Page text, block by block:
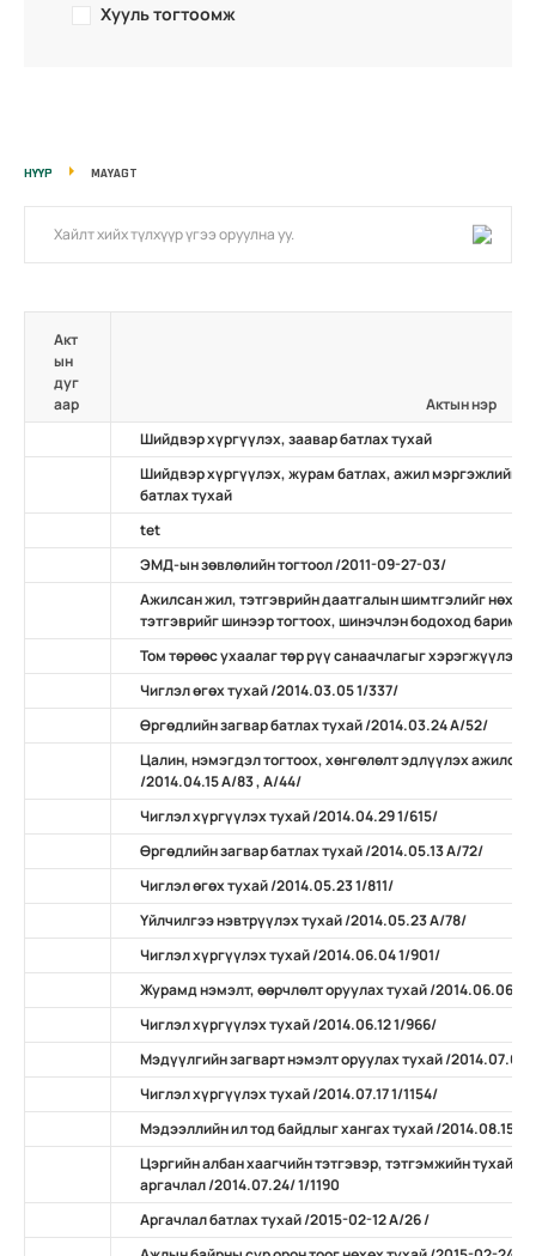
Хууль тогтоомж
НҮҮР MAYAGT
Акт
ын
дуг
аар
Актын нэр
Шийдвэр хүргүүлэх, заавар батлах тухай
Шийдвэр хүргүүлэх, журам батлах, ажил мэргэжлийн
батлах тухай
tet
ЭМД-ын зөвлөлийн тогтоол /2011-09-27-03/
Ажилсан жил, тэтгэврийн даатгалын шимтгэлийг нөхөн
тэтгэврийг шинээр тогтоох, шинэчлэн бодоход
Том төрөөс ухаалаг төр рүү санаачлагыг хэрэгжүүлэх
Чиглэл өгөх тухай /2014.03.05 1/337/
Өргөдлийн загвар батлах тухай /2014.03.24 А/52/
Цалин, нэмэгдэл тогтоох, хөнгөлөлт эдлүүлэх
/2014.04.15 А/83 , А/44/
Чиглэл хүргүүлэх тухай /2014.04.29 1/615/
Өргөдлийн загвар батлах тухай /2014.05.13 А/72/
Чиглэл өгөх тухай /2014.05.23 1/811/
Үйлчилгээ нэвтрүүлэх тухай /2014.05.23 А/78/
Чиглэл хүргүүлэх тухай /2014.06.04 1/901/
Журамд нэмэлт, өөрчлөлт оруулах тухай /2014.06.06
Чиглэл хүргүүлэх тухай /2014.06.12 1/966/
Мэдүүлгийн загварт нэмэлт оруулах тухай /2014.07.07
Чиглэл хүргүүлэх тухай /2014.07.17 1/1154/
Мэдээллийн ил тод байдлыг хангах тухай /2014.08.15
Цэргийн албан хаагчийн тэтгэвэр, тэтгэмжийн тухай
аргачлал /2014.07.24/ 1/1190
Аргачлал батлах тухай /2015-02-12 А/26 /